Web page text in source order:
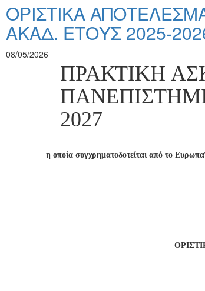
ΟΡΙΣΤΙΚΑ
ΑΚΑΔ. ΕΤΟΥΣ 2025-
08/05/2026
ΠΡΑΚΤΙΚΗ A
2027
η οποία συγχρηματοδοτείται από το